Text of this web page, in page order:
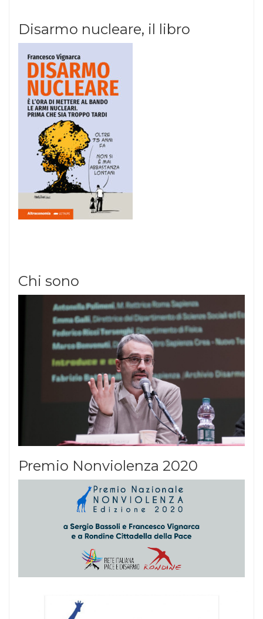
Disarmo nucleare, il libro
Chi sono
Premio Nonviolenza 2020